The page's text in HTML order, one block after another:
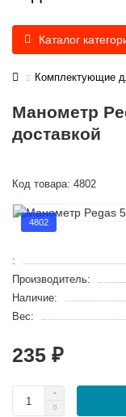
Каталог
Комплектующие
Манометр
доставкой
Код товара: 4802
4802
:
Производитель:
Наличие:
Вес:
235 ₽